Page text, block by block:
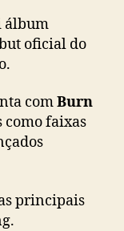
álbum
oficial do
comBurn
como faixas
principais